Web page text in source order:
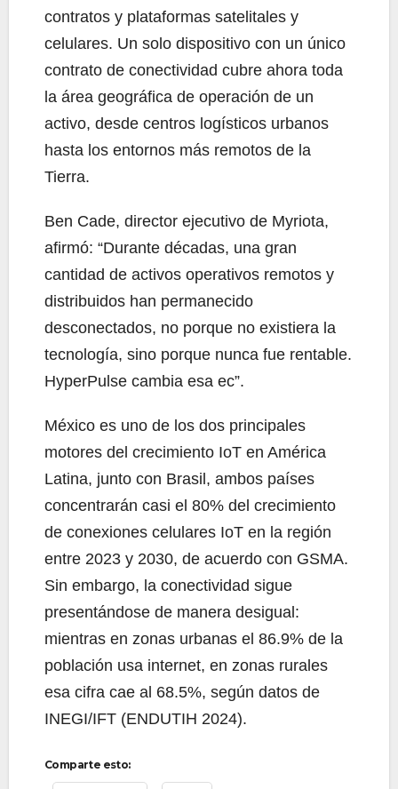
contratos y plataformas satelitales y
celulares. Un solo dispositivo con un único
contrato de conectividad cubre ahora toda
la área geográfica de operación de un
activo, desde centros logísticos urbanos
hasta los entornos más remotos de la
Tierra.
Ben Cade, director ejecutivo de Myriota,
afirmó: “Durante décadas, una gran
cantidad de activos operativos remotos y
distribuidos han permanecido
desconectados, no porque no existiera la
tecnología, sino porque nunca fue rentable.
HyperPulse cambia esa ec”.
México es uno de los dos principales
motores del crecimiento IoT en América
Latina, junto con Brasil, ambos países
concentrarán casi el 80% del crecimiento
de conexiones celulares IoT en la región
entre 2023 y 2030, de acuerdo con GSMA.
Sin embargo, la conectividad sigue
presentándose de manera desigual:
mientras en zonas urbanas el 86.9% de la
población usa internet, en zonas rurales
esa cifra cae al 68.5%, según datos de
INEGI/IFT (ENDUTIH 2024).
Comparte esto: